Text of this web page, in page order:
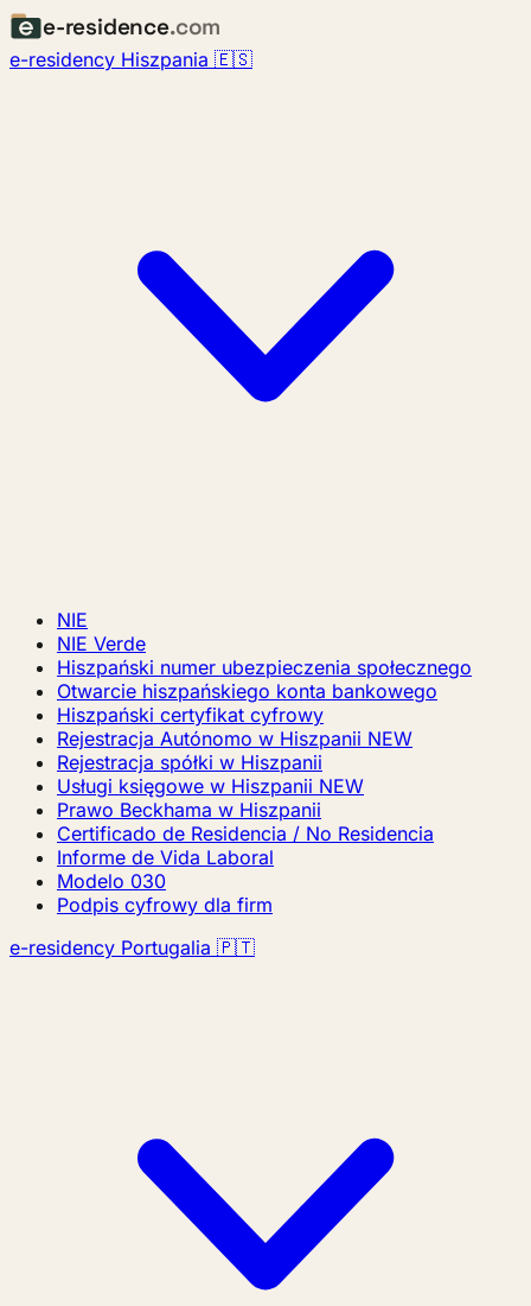
e-residence.com
e-residency Hiszpania 🇪🇸
NIE
NIE Verde
Hiszpański numer ubezpieczenia społecznego
Otwarcie hiszpańskiego konta bankowego
Hiszpański certyfikat cyfrowy
Rejestracja Autónomo w Hiszpanii NEW
Rejestracja spółki w Hiszpanii
Usługi księgowe w Hiszpanii NEW
Prawo Beckhama w Hiszpanii
Certificado de Residencia / No Residencia
Informe de Vida Laboral
Modelo 030
Podpis cyfrowy dla firm
e-residency Portugalia 🇵🇹